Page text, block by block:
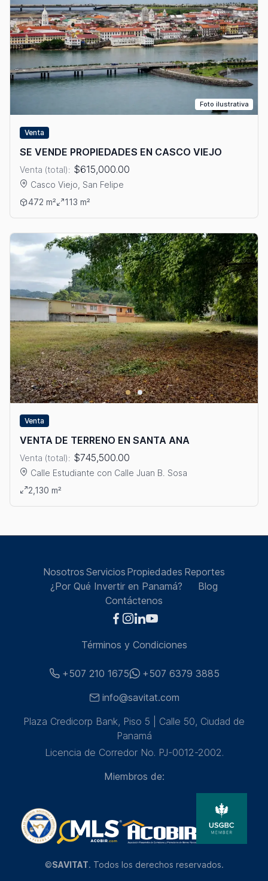
Foto ilustrativa
Venta
SE VENDE PROPIEDADES EN CASCO VIEJO
Venta (total): $615,000.00
Casco Viejo, San Felipe
Ver detalles: SE VENDE PROPIEDADES EN CASCO VIEJO
472 m² 113 m²
Venta
VENTA DE TERRENO EN SANTA ANA
Venta (total): $745,500.00
Calle Estudiante con Calle Juan B. Sosa
Ver detalles: VENTA DE TERRENO EN SANTA ANA
2,130 m²
Nosotros Servicios Propiedades Reportes
¿Por Qué Invertir en Panamá?
Blog
Contáctenos
Términos y Condiciones
+507 210 1675
+507 6379 3885
info@savitat.com
Plaza Credicorp Bank, Piso 5 | Calle 50, Ciudad de
Panamá
Licencia de Corredor No. PJ-0012-2002.
Miembros de:
©SAVITAT. Todos los derechos reservados.